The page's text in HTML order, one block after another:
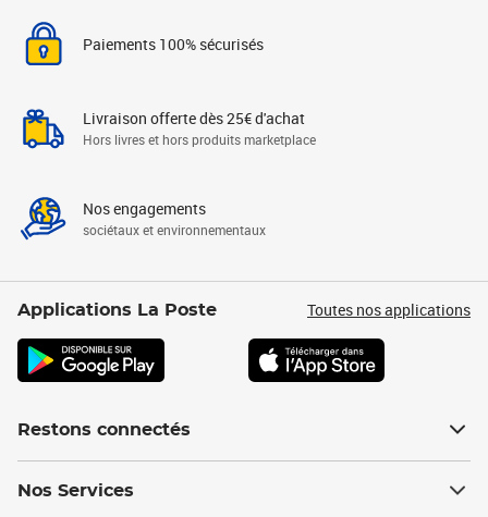
Paiements 100% sécurisés
Livraison offerte dès 25€ d'achat
Hors livres et hors produits marketplace
Nos engagements
sociétaux et environnementaux
Applications La Poste Toutes nos applications
Restons connectés
Nos Services